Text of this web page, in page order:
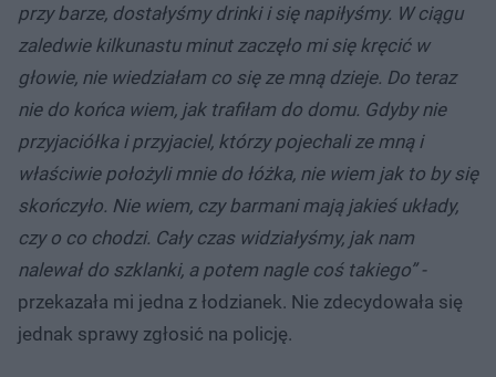
przy barze, dostałyśmy drinki i się napiłyśmy. W ciągu
zaledwie kilkunastu minut zaczęło mi się kręcić w
głowie, nie wiedziałam co się ze mną dzieje. Do teraz
nie do końca wiem, jak trafiłam do domu. Gdyby nie
przyjaciółka i przyjaciel, którzy pojechali ze mną i
właściwie położyli mnie do łóżka, nie wiem jak to by się
skończyło. Nie wiem, czy barmani mają jakieś układy,
czy o co chodzi. Cały czas widziałyśmy, jak nam
nalewał do szklanki, a potem nagle coś takiego” -
przekazała mi jedna z łodzianek. Nie zdecydowała się
jednak sprawy zgłosić na policję.